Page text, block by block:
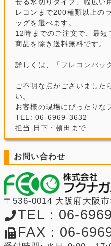
せる水切りタイプ、幅広い
レコンまで200種類以上の
ッグを選べます。
12時までのご注文で、最短
商品を除き送料無料です。
詳しくは、「 フレコンバッ
ご不明な点がございました
い。
お客様の現場にぴったりな
TEL: 06-6969-3632
担当 日下・頓田まで
お問い合わせ
〒536-0014 大阪府大阪
TEL：06-
FAX：06-